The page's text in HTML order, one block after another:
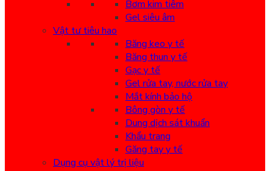
Bơm kim tiêm
Gel siêu âm
Vật tư tiêu hao
Băng keo y tế
Băng thun y tế
Gạc y tế
Gel rửa tay, nước rửa tay
Mắt kính bảo hộ
Bông gòn y tế
Dung dịch sát khuẩn
Khẩu trang
Găng tay y tế
Dụng cụ vật lý trị liệu